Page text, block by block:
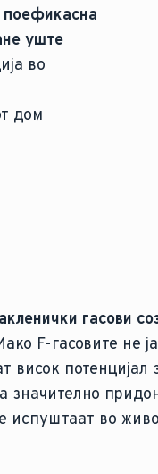
поефикасна
уште
во
дом
гасови
F-гасовите не
висок потенцијал
значително
испуштаат во